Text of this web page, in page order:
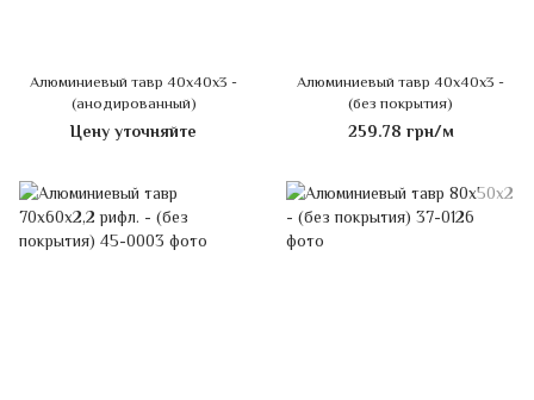
Алюминиевый тавр 40х40х3 -
(анодированный)
Цену уточняйте
Алюминиевый тавр 40х40х3 -
(без покрытия)
259.78 грн/м